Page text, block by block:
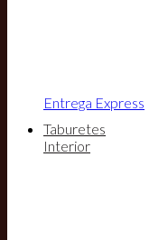
Entrega Express
Taburetes
Interior